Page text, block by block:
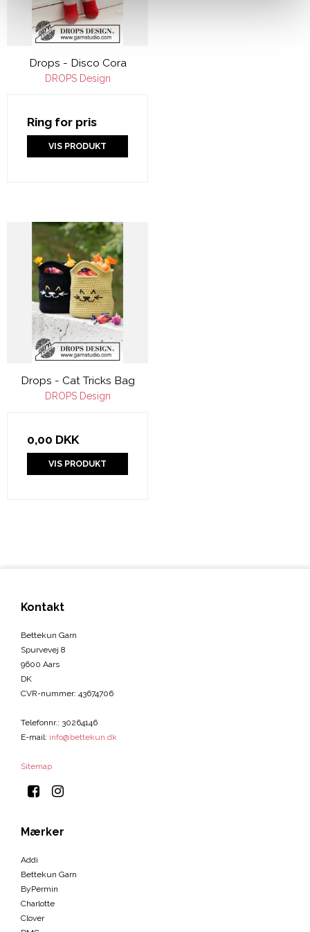
Drops - Disco Cora
DROPS Design
Ring for pris
VIS PRODUKT
Drops - Cat Tricks Bag
DROPS Design
0,00 DKK
VIS PRODUKT
Kontakt
Bettekun Garn
Spurvevej 8
9600 Aars
DK
CVR-nummer: 43674706
Telefonnr.: 30264146
E-mail: info@bettekun.dk
Sitemap
Mærker
Addi
Bettekun Garn
ByPermin
Charlotte
Clover